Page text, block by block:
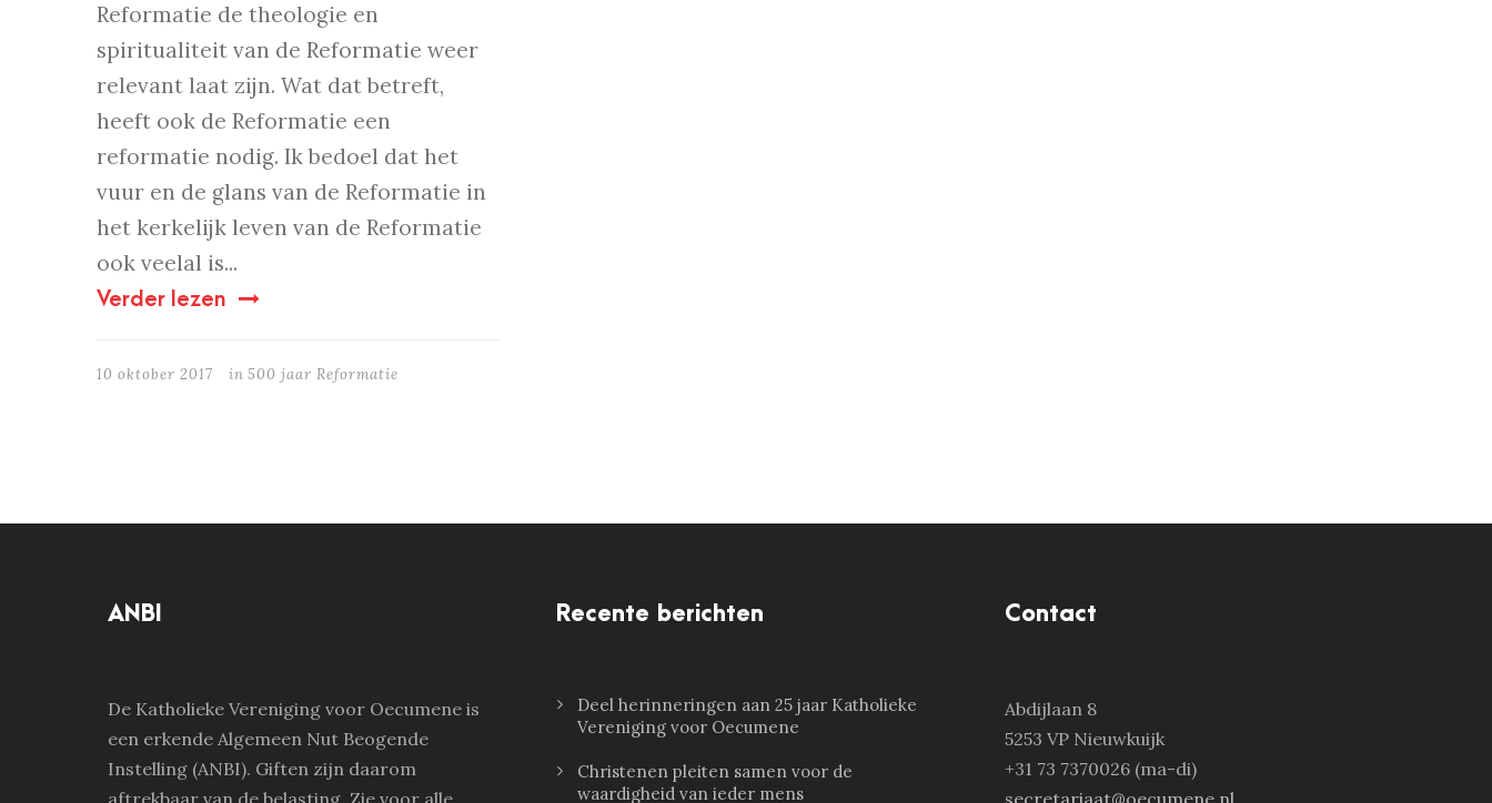
Reformatie de theologie en
spiritualiteit van de Reformatie weer
relevant laat zijn. Wat dat betreft,
heeft ook de Reformatie een
reformatie nodig. Ik bedoel dat het
vuur en de glans van de Reformatie in
het kerkelijk leven van de Reformatie
ook veelal is...
Verder lezen
10 oktober 2017 in 500 jaar Reformatie
ANBI
De Katholieke Vereniging voor Oecumene is
een erkende Algemeen Nut Beogende
Instelling (ANBI). Giften zijn daarom
Recente berichten
Deel herinneringen aan 25 jaar Katholieke
Vereniging voor Oecumene
Christenen pleiten samen voor de
waardigheid van ieder mens
Contact
Abdijlaan 8
5253 VP Nieuwkuijk
+31 73 7370026 (ma-di)